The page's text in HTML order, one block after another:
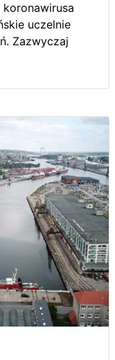
koronawirusa
uczelnie
Zazwyczaj